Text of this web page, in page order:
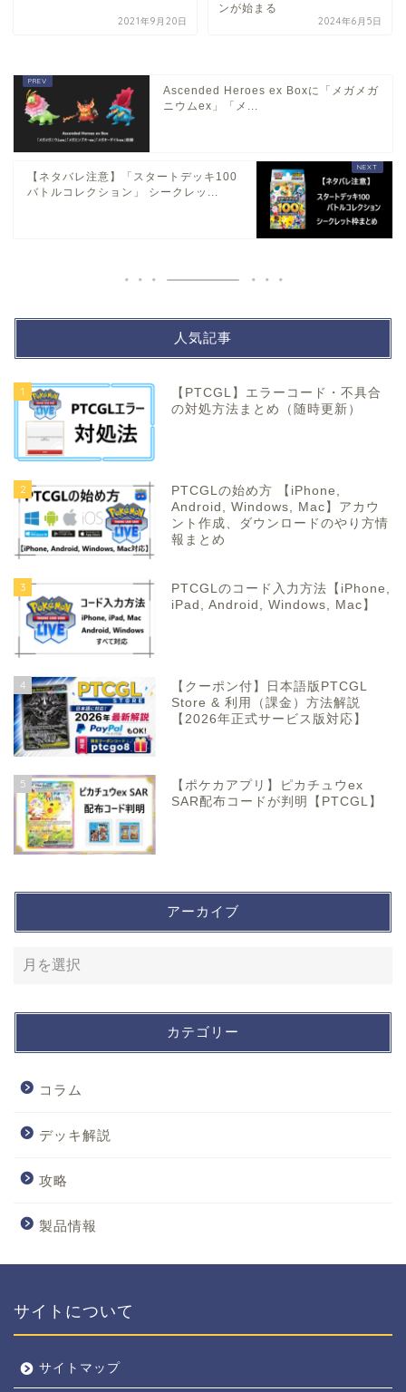
2021年9月20日
ンが始まる
2024年6月5日
Ascended Heroes ex Boxに「メガメガ
ニウムex」「メ...
【ネタバレ注意】「スタートデッキ100
バトルコレクション」 シークレッ...
人気記事
1
【PTCGL】エラーコード・不具合
の対処方法まとめ（随時更新）
2
PTCGLの始め方 【iPhone,
Android, Windows, Mac】アカウ
ント作成、ダウンロードのやり方情
報まとめ
3
PTCGLのコード入力方法【iPhone,
iPad, Android, Windows, Mac】
4
【クーポン付】日本語版PTCGL
Store & 利用（課金）方法解説
【2026年正式サービス版対応】
5
【ポケカアプリ】ピカチュウex
SAR配布コードが判明【PTCGL】
アーカイブ
カテゴリー
コラム
デッキ解説
攻略
製品情報
サイトについて
サイトマップ